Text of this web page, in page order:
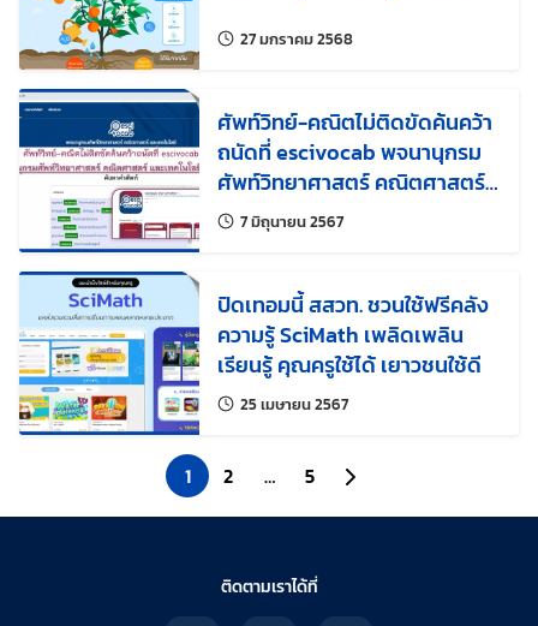
27 มกราคม 2568แก้ไขล่าสุดเมื่อ:
ศัพท์วิทย์-คณิตไม่ติดขัดค้นคว้า
ถนัดที่ escivocab พจนานุกรม
ศัพท์วิทยาศาสตร์ คณิตศาสตร์
และเทคโนโลยี สสวท.
7 มิถุนายน 2567แก้ไขล่าสุดเมื่อ:
ปิดเทอมนี้ สสวท. ชวนใช้ฟรีคลัง
ความรู้ SciMath เพลิดเพลิน
เรียนรู้ คุณครูใช้ได้ เยาวชนใช้ดี
25 เมษายน 2567แก้ไขล่าสุดเมื่อ:
1 2 … 5 ไปยังหน้าถัดไป
ติดตามเราได้ที่